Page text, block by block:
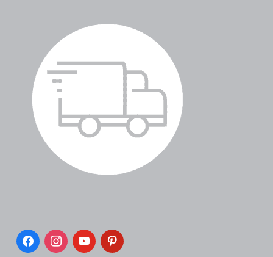
facebookinstagramyoutubepinterest